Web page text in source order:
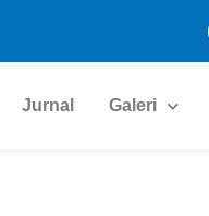
Jurnal Galeri